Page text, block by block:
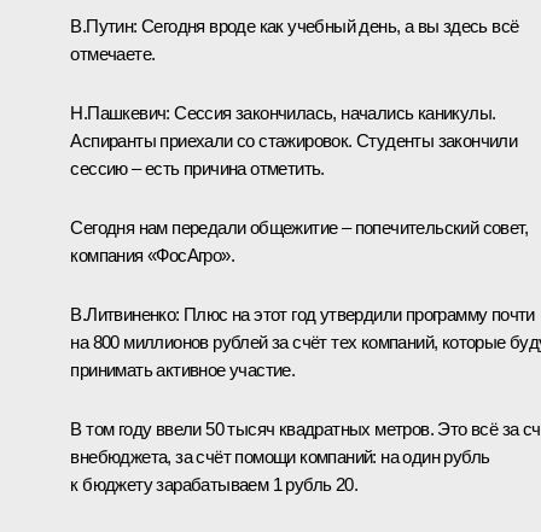
В.Путин: Сегодня вроде как учебный день, а вы здесь всё
отмечаете.
Н.Пашкевич: Сессия закончилась, начались каникулы.
Аспиранты приехали со стажировок. Студенты закончили
сессию – есть причина отметить.
Сегодня нам передали общежитие – попечительский совет,
компания «ФосАгро».
В.Литвиненко: Плюс на этот год утвердили программу почти
на 800 миллионов рублей за счёт тех компаний, которые
принимать активное участие.
В том году ввели 50 тысяч квадратных метров. Это всё за
внебюджета, за счёт помощи компаний: на один рубль
к бюджету зарабатываем 1 рубль 20.